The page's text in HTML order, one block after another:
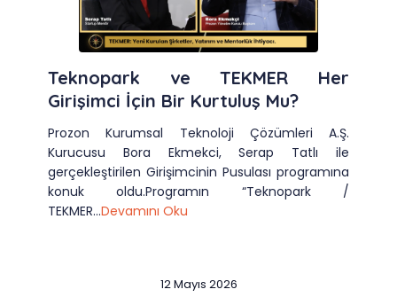
Teknopark ve TEKMER Her
Girişimci İçin Bir Kurtuluş Mu?
Prozon Kurumsal Teknoloji Çözümleri A.Ş.
Kurucusu Bora Ekmekci, Serap Tatlı ile
gerçekleştirilen Girişimcinin Pusulası programına
konuk oldu.Programın “Teknopark /
TEKMER...Devamını Oku
12 Mayıs 2026